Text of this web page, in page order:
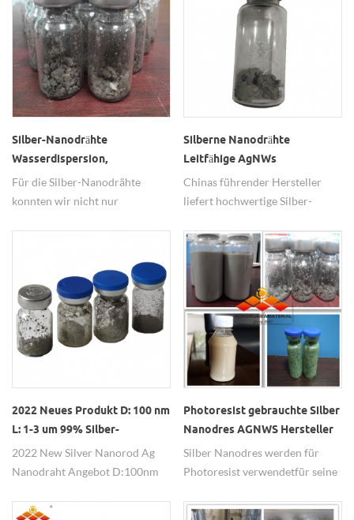
Silber-Nanodrähte
Wasserdispersion,
hochleitfähiger Ag-Nanodraht
Für die Silber-Nanodrähte
konnten wir nicht nur
Kundenwunsch tun.
Silberne Nanodrähte
Leitfähige AgNWs
Durchmesser ＜30nm
Neupreis
Chinas führender Hersteller
liefert hochwertige Silber-
20um, Dispersionen können
angepasst werden. AgNW kann
für leitfähige, antibakterielle
usw. angewendet werden. Jeder
Bedarf ist auf Anfrage
willkommen.
2022 Neues Produkt D: 100 nm
L: 1-3 um 99% Silber-
Nanodraht / Ag-
Nanostäbchen
2022 New Silver Nanorod Ag
Nanodraht Angebot D:100nm
Werk, gute und stabile Qualität
Photoresist gebrauchte Silber
Nanodres AGNWS Hersteller
Silber Nanodres werden für
Photoresist verwendetfür seine
Zeigen Sie gute Flexibilität,